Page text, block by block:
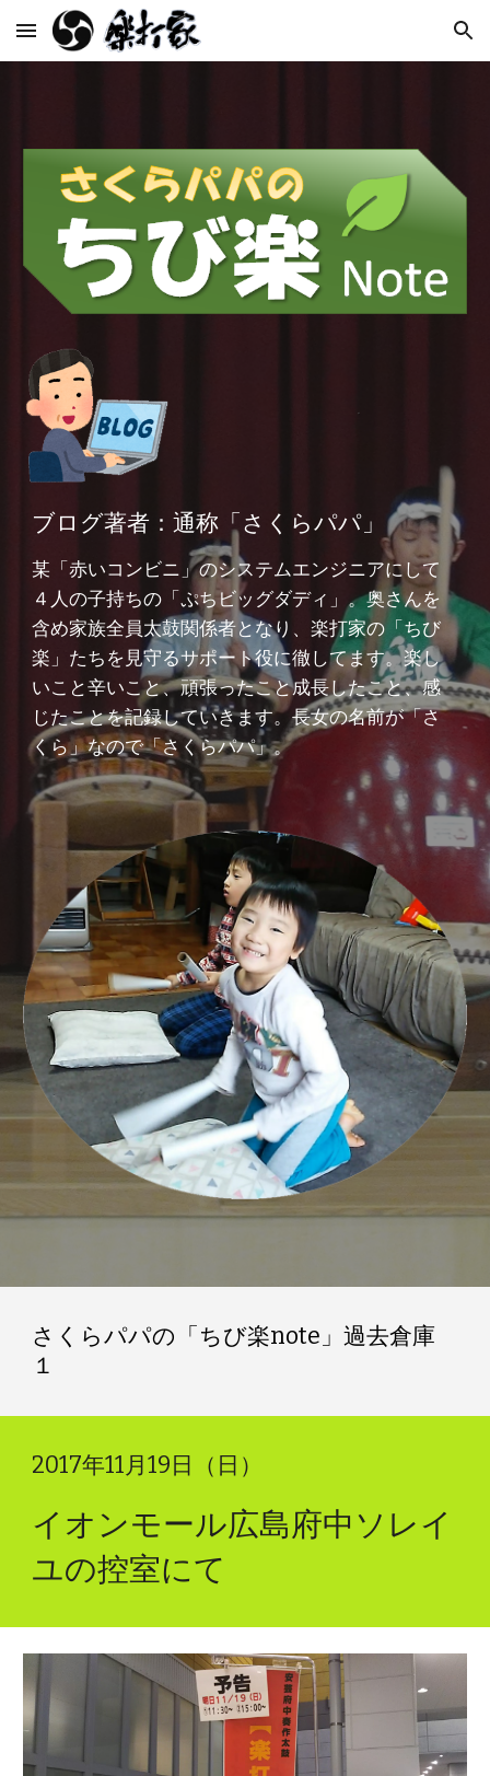
Skip to main content Skip to navigation
ブログ著者：通称「さくらパパ」
某「赤いコンビニ」のシステムエンジニアにして
４人の子持ちの「ぷちビッグダディ」。奥さんを
含め家族全員太鼓関係者となり、楽打家の「ちび
楽」たちを見守るサポート役に徹してます。楽し
いこと辛いこと、頑張ったこと成長したこと、感
じたことを記録していきます。長女の名前が「さ
くら」なので「さくらパパ」。
さくらパパの「ちび楽note」過去倉庫
１
2017年11月19日（日）
イオンモール広島府中ソレイ
ユの控室にて